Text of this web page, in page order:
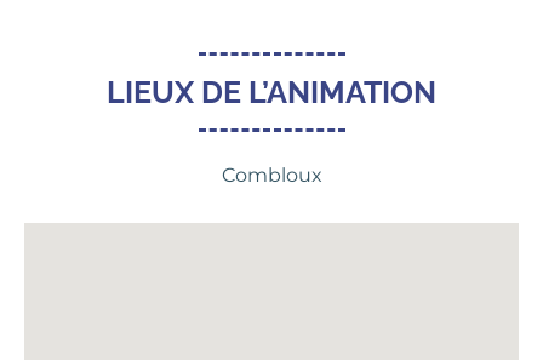
LIEUX DE L’ANIMATION
Combloux